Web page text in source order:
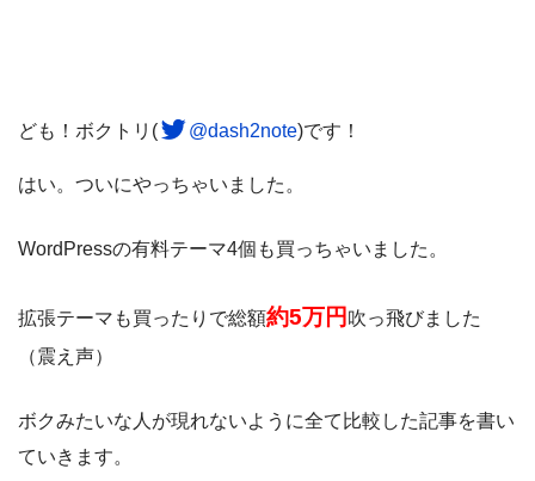
ども！ボクトリ( @dash2note)です！
はい。ついにやっちゃいました。
WordPressの有料テーマ4個も買っちゃいました。
拡張テーマも買ったりで総額約5万円 吹っ飛びました
（震え声）
ボクみたいな人が現れないように全て比較した記事を書い
ていきます。